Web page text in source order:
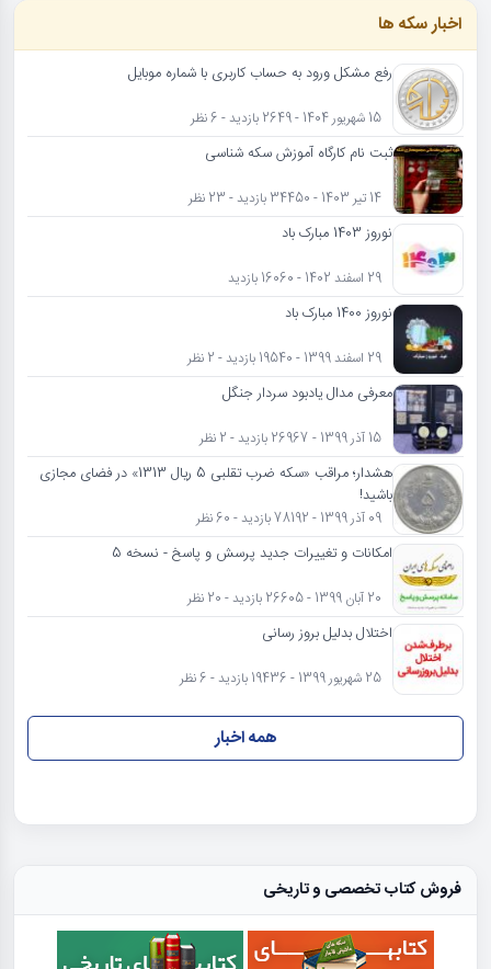
اخبار سکه ها
رفع مشکل ورود به حساب کاربری با شماره موبایل
15 شهریور 1404 - 2649 بازدید - 6 نظر
ثبت نام کارگاه آموزش سکه شناسی
14 تیر 1403 - 34450 بازدید - 23 نظر
نوروز 1403 مبارک باد
29 اسفند 1402 - 16060 بازدید
نوروز 1400 مبارک باد
29 اسفند 1399 - 19540 بازدید - 2 نظر
معرفی مدال یادبود سردار جنگل
15 آذر 1399 - 26967 بازدید - 2 نظر
هشدار؛ مراقب «سکه ضرب تقلبی 5 ریال 1313» در فضای مجازی
باشید!
09 آذر 1399 - 78192 بازدید - 60 نظر
امکانات و تغییرات جدید پرسش و پاسخ - نسخه 5
20 آبان 1399 - 26605 بازدید - 20 نظر
اختلال بدلیل بروز رسانی
25 شهریور 1399 - 19436 بازدید - 6 نظر
همه اخبار
فروش کتاب تخصصی و تاریخی